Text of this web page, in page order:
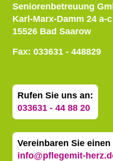
Seniorenbetreuung
Karl-Marx-Damm 24 a-c
15526 Bad Saarow
Fax: 033631 - 448829
Rufen Sie uns an:
033631 - 44 88 20
Vereinbaren Sie einen
info@pflegemit-